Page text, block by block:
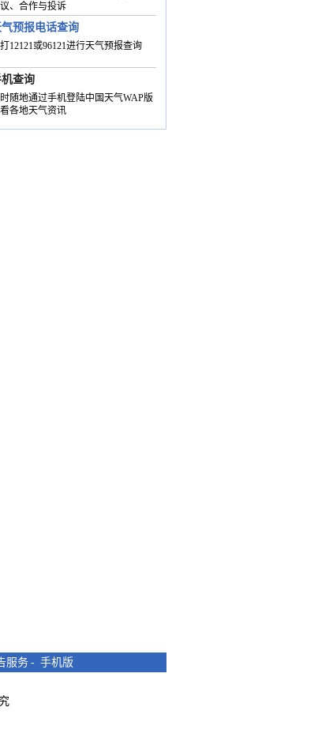
、合作与投诉
气预报电话查询
12121或96121进行天气预报查询
查询
随地通过手机登陆中国天气WAP版
各地天气资讯
服务 - 手机版